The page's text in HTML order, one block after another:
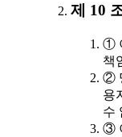
제 10
①
책
②
용
수
③